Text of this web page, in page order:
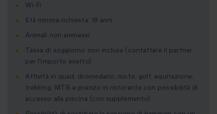
Wi-Fi
Età minima richiesta: 18 anni
Animali non ammessi
Tassa di soggiorno non inclusa (contattare il partner
per l'importo esatto)
Attività in quad, dromedario, moto, golf, equitazione,
trekking, MTB e pranzo in ristorante con possibilità di
accesso alla piscina (con supplemento)